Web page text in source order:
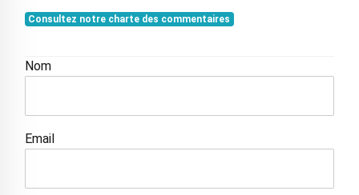
Consultez notre charte des commentaires
Nom
Email